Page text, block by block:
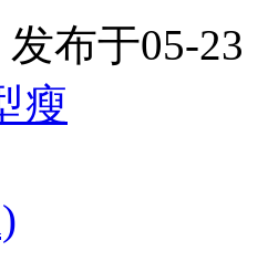
发布于05-23